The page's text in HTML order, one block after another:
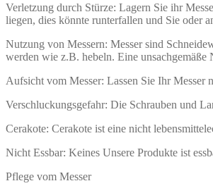
Verletzung durch Stürze: Lagern Sie ihr
liegen, dies könnte runterfallen und Sie oder
Nutzung von Messern: Messer sind
werden wie z.B. hebeln. Eine
Aufsicht vom Messer: Lassen Sie Ihr Messer
Verschluckungsgefahr: Die Schrauben und
Cerakote: Cerakote ist eine nicht
Nicht Essbar: Keines Unsere Produkte ist
Pflege vom Messer